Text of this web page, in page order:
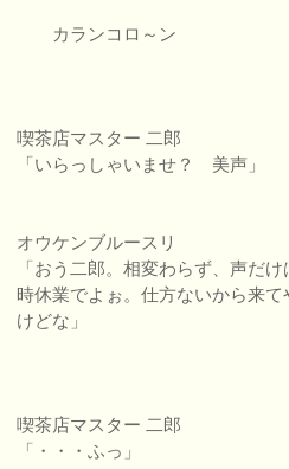
カランコロ～ン
喫茶店マスター 二郎
「いらっしゃいませ？ 美声」
オウケンブルースリ
「おう二郎。相変わらず、声だ
時休業でよぉ。仕方ないから来
けどな」
喫茶店マスター 二郎
「・・・ふっ」